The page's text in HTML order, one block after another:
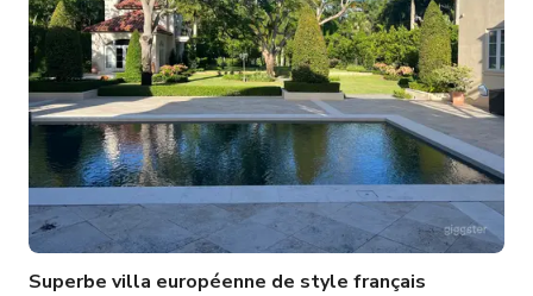
Superbe villa européenne de style français